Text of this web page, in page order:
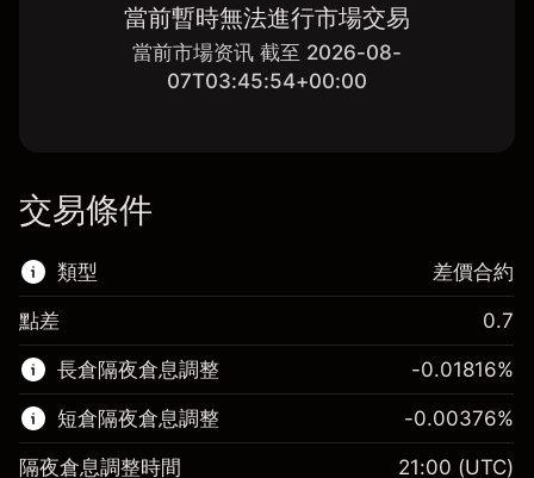
當前暫時無法進行市場交易
當前市場资讯 截至 2026-08-
07T03:45:54+00:00
交易條件
類型
該金融市場可進行差價合約交易。
了解更多：
差價合約
差價合約
點差 0.7
長倉隔夜倉息調整 -0.01816%
短倉隔夜倉息調整 -0.00376%
隔夜倉息調整時間 21:00 (UTC)